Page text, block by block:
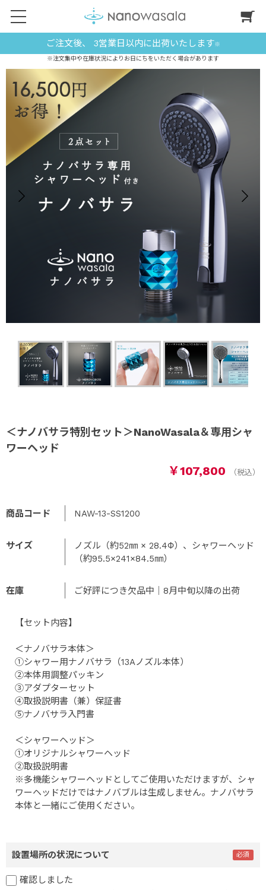
ご注文後、 3営業日以内に出荷いたします※
※注文集中や在庫状況によりお日にちをいただく場合があります
＜ナノバサラ特別セット＞NanoWasala＆専用シャ
ワーヘッド
￥107,800
商品コード NAW-13-SS1200
サイズ
ノズル（約52㎜ × 28.4Φ）、シャワーヘッド
（約95.5×241×84.5㎜）
在庫 ご好評につき欠品中｜8月中旬以降の出荷
【セット内容】
＜ナノバサラ本体＞
①シャワー用ナノバサラ（13Aノズル本体）
②本体用調整パッキン
③アダプターセット
④取扱説明書（兼）保証書
⑤ナノバサラ入門書
＜シャワーヘッド＞
①オリジナルシャワーヘッド
②取扱説明書
※多機能シャワーヘッドとしてご使用いただけますが、シャ
ワーヘッドだけではナノバブルは生成しません。ナノバサラ
本体と一緒にご使用ください。
設置場所の状況について
確認しました